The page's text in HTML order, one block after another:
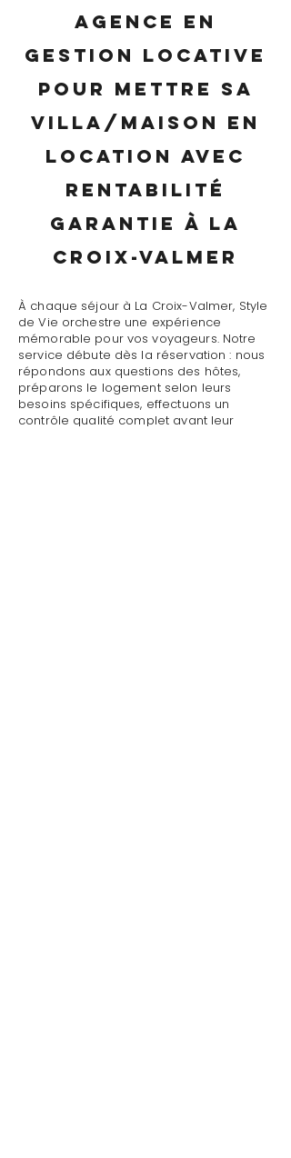
agence en
gestion locative
pour mettre sa
villa/maison en
location avec
rentabilité
garantie à La
Croix-Valmer
À chaque séjour à La Croix-Valmer, Style
de Vie orchestre une expérience
mémorable pour vos voyageurs. Notre
service débute dès la réservation : nous
répondons aux questions des hôtes,
préparons le logement selon leurs
besoins spécifiques, effectuons un
contrôle qualité complet avant leur